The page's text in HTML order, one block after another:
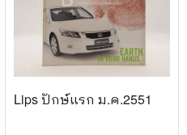
Lips ปักษ์แรก ม.ค.2551